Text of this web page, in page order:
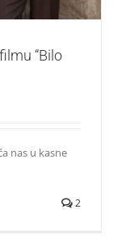
“Bilo
nas u kasne
2